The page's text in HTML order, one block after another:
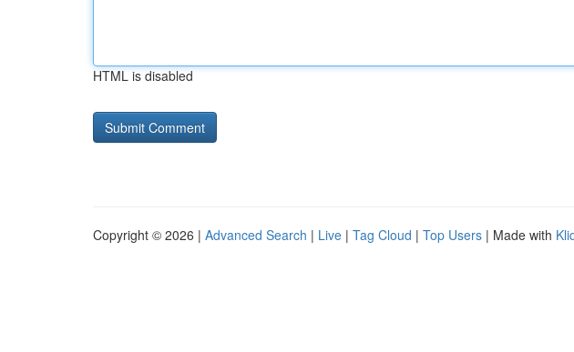
HTML is disabled
Copyright © 2026 | Advanced Search | Live | Tag Cloud | Top Users | Made with